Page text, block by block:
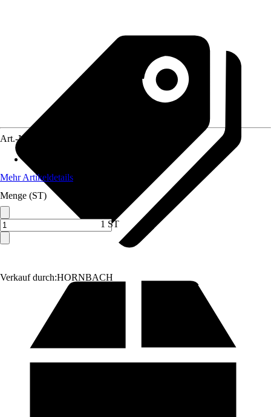
Verkauf durch:HORNBACH
Art.-Nr.
Mehr Artikeldetails
Menge (ST)
1 ST